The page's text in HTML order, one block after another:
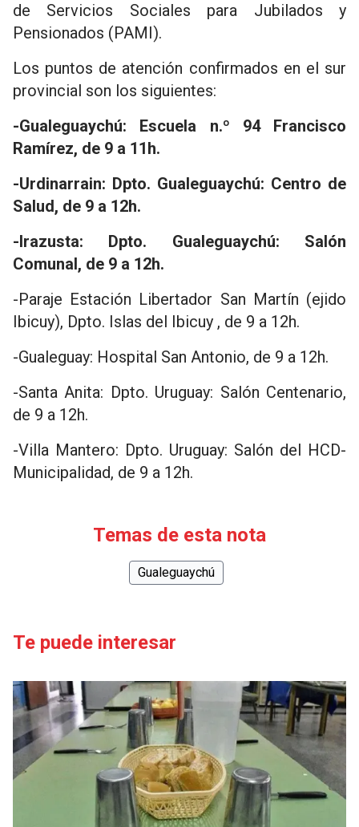
de Servicios Sociales para Jubilados y
Pensionados (PAMI).
Los puntos de atención confirmados en el sur
provincial son los siguientes:
-Gualeguaychú: Escuela n.º 94 Francisco
Ramírez, de 9 a 11h.
-Urdinarrain: Dpto. Gualeguaychú: Centro de
Salud, de 9 a 12h.
-Irazusta: Dpto. Gualeguaychú: Salón
Comunal, de 9 a 12h.
-Paraje Estación Libertador San Martín (ejido
Ibicuy), Dpto. Islas del Ibicuy , de 9 a 12h.
-Gualeguay: Hospital San Antonio, de 9 a 12h.
-Santa Anita: Dpto. Uruguay: Salón Centenario,
de 9 a 12h.
-Villa Mantero: Dpto. Uruguay: Salón del HCD-
Municipalidad, de 9 a 12h.
Temas de esta nota
Gualeguaychú
Te puede interesar